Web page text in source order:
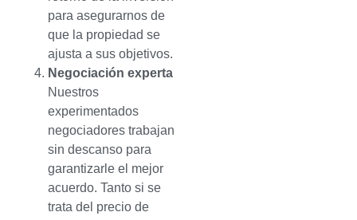
para asegurarnos de
que la propiedad se
ajusta a sus objetivos.
Negociación experta
Nuestros
experimentados
negociadores trabajan
sin descanso para
garantizarle el mejor
acuerdo. Tanto si se
trata del precio de